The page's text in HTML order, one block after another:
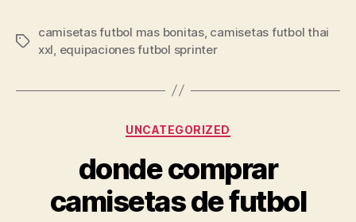
Etiquetas
camisetas futbol mas bonitas, camisetas futbol thai
xxl equipaciones futbol sprinter
Categorías
UNCATEGORIZED
donde comprar
camisetas de futbol